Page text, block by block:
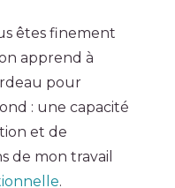
êtes finement
apprend à
pour
: une capacité
et de
de mon travail
.